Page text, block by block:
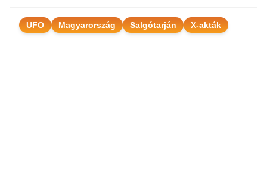
UFO Magyarország Salgótarján X-akták